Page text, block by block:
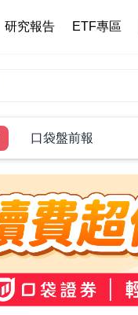
研究報告 ETF專區
口袋盤前報